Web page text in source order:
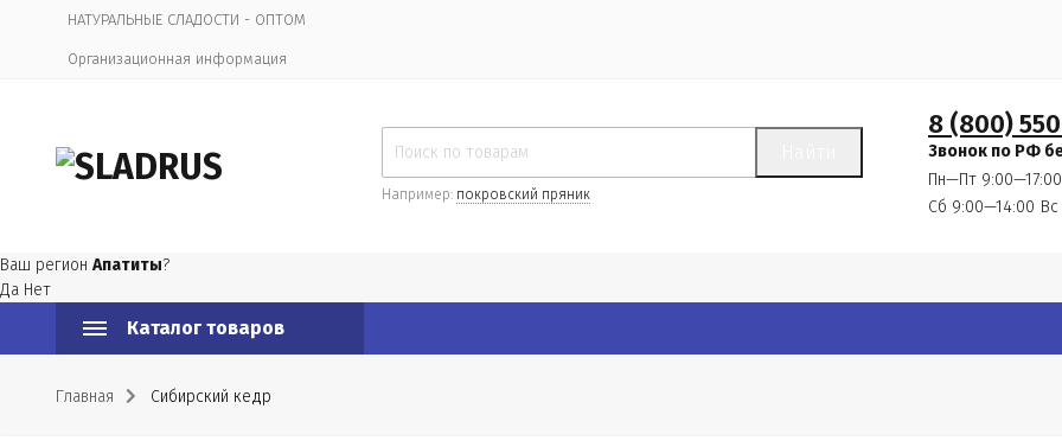
НАТУРАЛЬНЫЕ СЛАДОСТИ - ОПТОМ
Организационная информация
Например: покровский пряник
8 (800)
Звонок по РФ
Пн—Пт 9:00—17:00
Сб 9:00—14:00
Ваш регион Апатиты?
Да Нет
Каталог товаров
Главная Сибирский кедр